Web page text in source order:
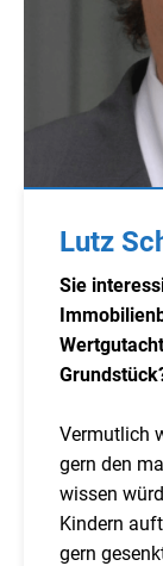
Lutz
Sie
Vermutlich
gern den
wissen
Kindern
gern